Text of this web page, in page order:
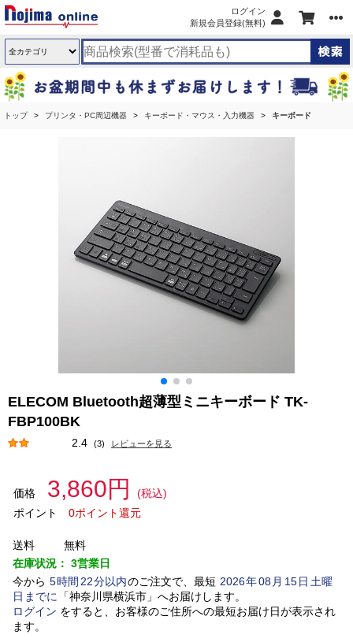
ログイン
新規会員登録(無料)
トップ プリンタ・PC周辺機器 キーボード・マウス・入力機器 キーボード
ELECOM Bluetooth超薄型ミニキーボード TK-
FBP100BK
2.4 (3) レビューを見る
価格 3,860円
(税込)
ポイント
0ポイント還元
送料
無料
在庫状況： 3営業日
今から 5時間 22分以内のご注文で、最短 2026年08 月 15日土曜
日 までに 「神奈川県横浜市」 へお届けします。
ログイン をすると、お客様のご住所への最短お届け日が表示され
ます。